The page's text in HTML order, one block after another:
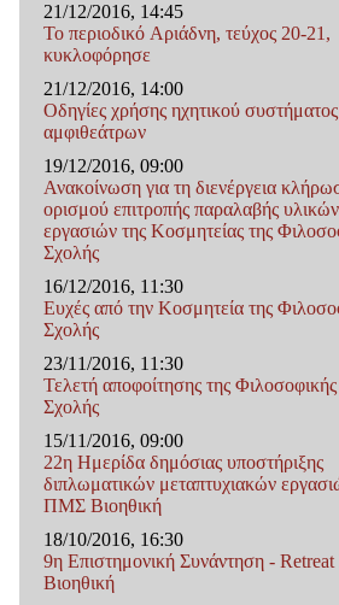
21/12/2016, 14:45
Το περιοδικό Αριάδνη, τεύχος 20-21,
κυκλοφόρησε
21/12/2016, 14:00
Οδηγίες χρήσης ηχητικού συστήματος
αμφιθεάτρων
19/12/2016, 09:00
Ανακοίνωση για τη διενέργεια
ορισμού επιτροπής παραλαβής υλικών
εργασιών της Κοσμητείας της
Σχολής
16/12/2016, 11:30
Ευχές από την Κοσμητεία της
Σχολής
23/11/2016, 11:30
Τελετή αποφοίτησης της Φιλοσοφικής
Σχολής
15/11/2016, 09:00
22η Ημερίδα δημόσιας υποστήριξης
διπλωματικών μεταπτυχιακών
ΠΜΣ Βιοηθική
18/10/2016, 16:30
9η Επιστημονική Συνάντηση -
Βιοηθική